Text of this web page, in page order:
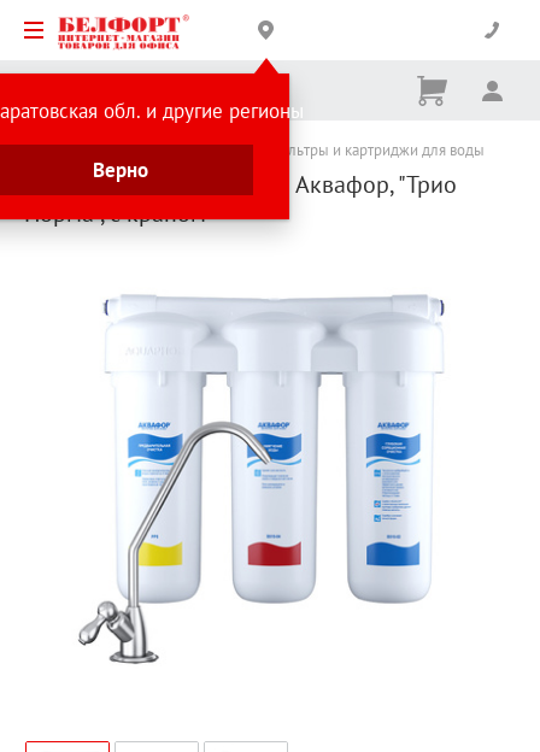
обл. и другие регионы
Верно
Корзина
Ничего
Каталог товаров Бытовая техника Фильтры и картриджи для воды
Водоочиститель бытовой Аквафор, "Трио
Норма", с краном